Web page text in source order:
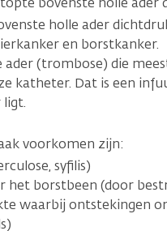
holle ader
en borstkanker.
ader (trombose) die
katheter. Dat is een
ligt.
voorkomen zijn:
syfilis)
het borstbeen (door
waarbij ontstekingen